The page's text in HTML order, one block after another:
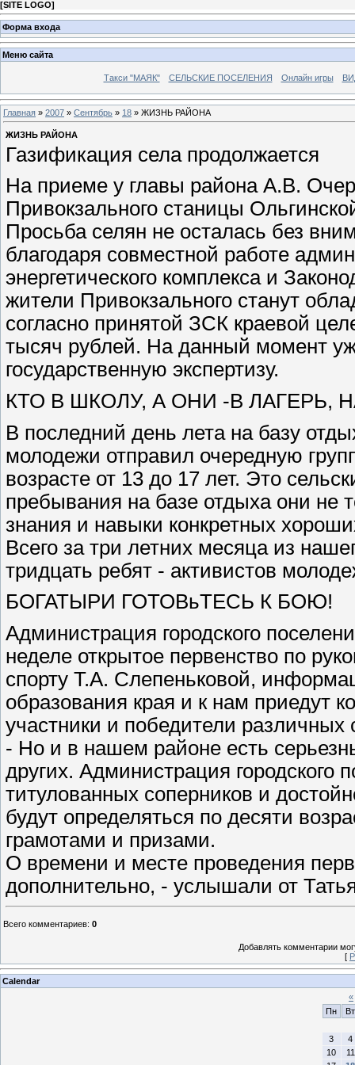
[SITE LOGO]
Форма входа
Меню сайта
Такси "МАЯК" СЕЛЬСКИЕ ПОСЕЛЕНИЯ Онлайн игры
Главная » 2007 » Сентябрь » 18 » ЖИЗНЬ РАЙОНА
ЖИЗНЬ РАЙОНА
Газификация села продолжается
На приеме у главы района А.В.
Привокзального станицы
Просьба селян не осталась без
благодаря совместной работе
энергетического комплекса и
жители Привокзального станут
согласно принятой ЗСК краевой
тысяч рублей. На данный момент
государственную экспертизу.
КТО В ШКОЛУ, А ОНИ -В ЛАГЕРЬ,
В последний день лета на базу
молодежи отправил очередную
возрасте от 13 до 17 лет. Это
пребывания на базе отдыха они не
знания и навыки конкретных
Всего за три летних месяца из
тридцать ребят - активистов
БОГАТЫРИ ГОТОВьТЕСЬ К БОЮ!
Администрация городского
неделе открытое первенство по
спорту Т.А. Слепеньковой,
образования края и к нам приедут
участники и победители различных
- Но и в нашем районе есть
других. Администрация городского
титулованных соперников и
будут определяться по десяти
грамотами и призами.
О времени и месте проведения
дополнительно, - услышали от
Всего комментариев: 0
Добавлять комментарии
[
Calendar
«
Пн
Вт
3
4
10
11